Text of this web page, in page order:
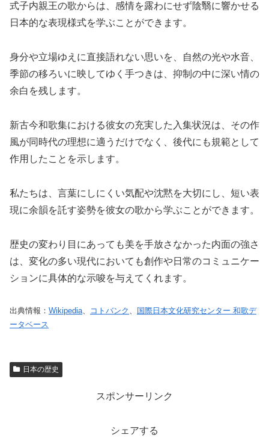
式子内親王の歌からは、感情を露わにせず陰翳に響かせる
日本的な表現様式を学ぶことができます。
身分や立場ゆえに直接語れない思いを、自然の光や水音、
季節の移ろいに映してゆく手つきは、抑制の中に深い情の
余白を残します。
新古今和歌集における彼女の充実した入集状況は、その作
風が同時代の理想に適うだけでなく、後代にも規範として
作用したことを示します。
私たちは、言葉にしにくい気配や沈黙を大切にし、短い表
現に余韻を託す姿勢を彼女の歌から学ぶことができます。
歴史の変わり目にあっても美を手放さなかった内面の強さ
は、変化の多い現代においても創作や日常のコミュニケー
ションに具体的な示唆を与えてくれます。
出典情報： Wikipedia、 コトバンク 、
国際日本文化研究センター 和歌デ
ータベース
日本の歴史
スポンサーリンク
シェアする